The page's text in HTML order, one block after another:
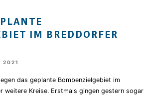
IM BREDDORFER
2021
das geplante Bombenzielgebiet im
weitere Kreise. Erstmals gingen gestern sogar